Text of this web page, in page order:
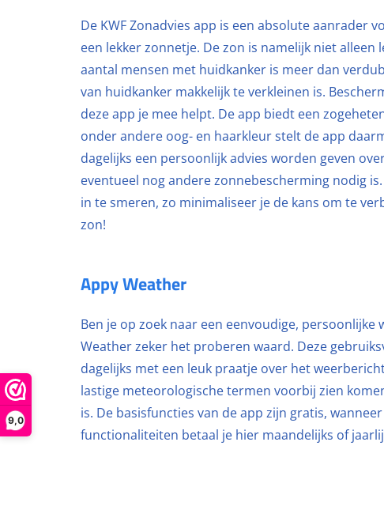
9,0
De KWF Zonadvies app is een absolute aanrader
een lekker zonnetje. De zon is namelijk niet
aantal mensen met huidkanker is meer dan
van huidkanker makkelijk te verkleinen is.
deze app je mee helpt. De app biedt een
onder andere oog- en haarkleur stelt de app
dagelijks een persoonlijk advies worden geven
eventueel nog andere zonnebescherming nodig
in te smeren, zo minimaliseer je de kans om te
zon!
Appy Weather
Ben je op zoek naar een eenvoudige, persoonlijke
Weather zeker het proberen waard. Deze
dagelijks met een leuk praatje over het
lastige meteorologische termen voorbij zien
is. De basisfuncties van de app zijn gratis,
functionaliteiten betaal je hier maandelijks of